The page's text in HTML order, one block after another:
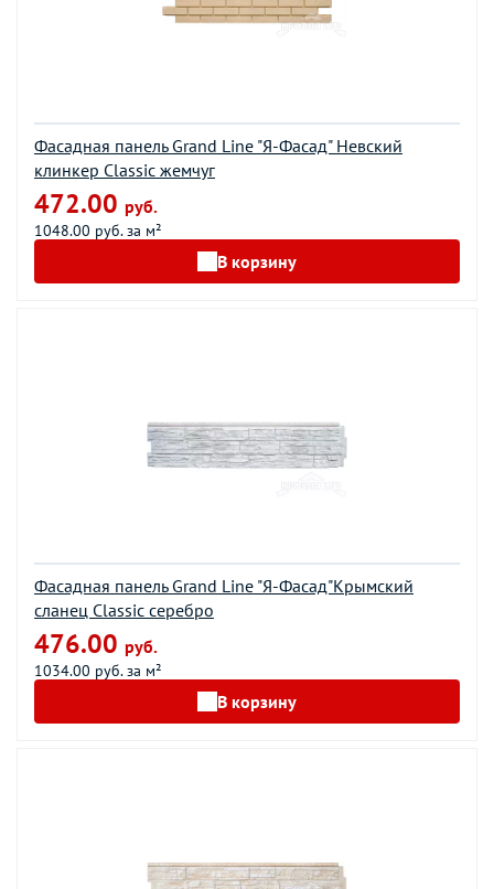
Фасадная панель Grand Line "Я-Фасад" Невский
клинкер Classic жемчуг
472.00 руб.
1048.00 руб. за м²
В корзину
Фасадная панель Grand Line "Я-Фасад"Крымский
сланец Classic серебро
476.00 руб.
1034.00 руб. за м²
В корзину